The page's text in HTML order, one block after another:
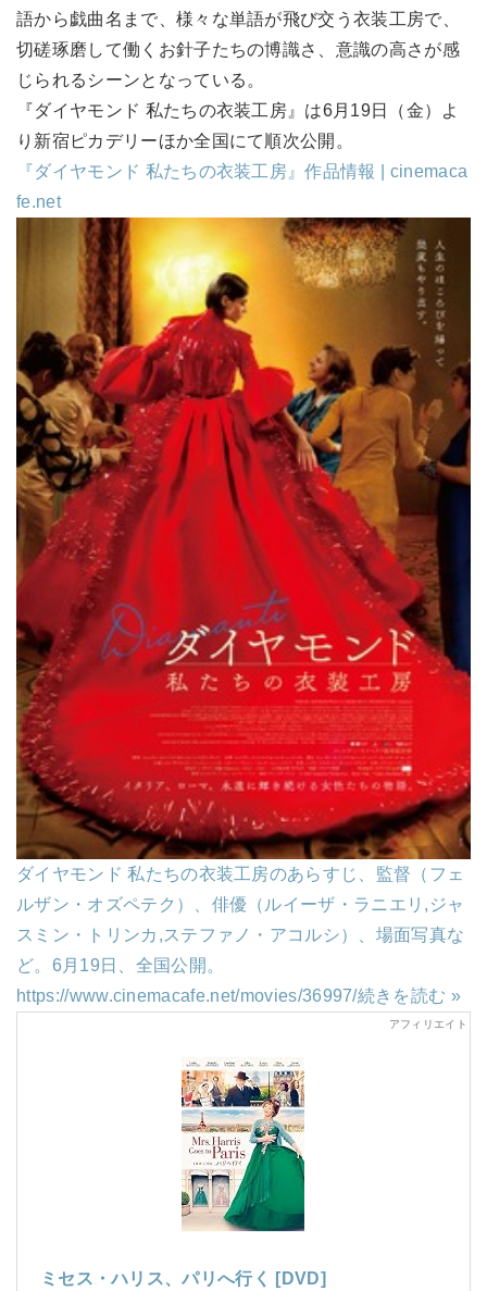
語から戯曲名まで、様々な単語が飛び交う衣装工房で、
切磋琢磨して働くお針子たちの博識さ、意識の高さが感
じられるシーンとなっている。
『ダイヤモンド 私たちの衣装工房』は6月19日（金）よ
り新宿ピカデリーほか全国にて順次公開。
『ダイヤモンド 私たちの衣装工房』作品情報 | cinemaca
fe.net
ダイヤモンド 私たちの衣装工房のあらすじ、監督（フェ
ルザン・オズペテク）、俳優（ルイーザ・ラニエリ,ジャ
スミン・トリンカ,ステファノ・アコルシ）、場面写真な
ど。6月19日、全国公開。
https://www.cinemacafe.net/movies/36997/続きを読む »
ミセス・ハリス、パリへ行く [DVD]